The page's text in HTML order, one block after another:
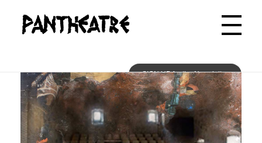
SIGN UP for the Newsletter